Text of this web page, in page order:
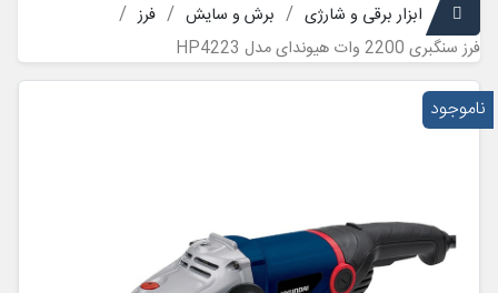
ابزار برقی و شارژی برش و سایش
فرز
فرز سنگبری 2200 وات هیوندای مدل HP4223
ناموجود